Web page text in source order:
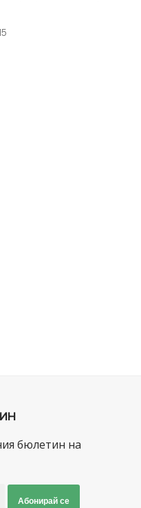
бюлетин на
Абонирай се